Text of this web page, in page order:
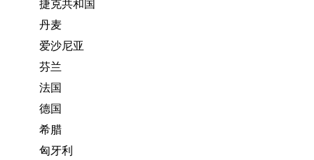
捷克共和国
丹麦
爱沙尼亚
芬兰
法国
德国
希腊
匈牙利